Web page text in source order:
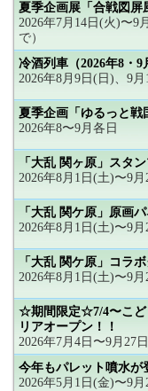
夏季企画展「合戦図
2026年7月14日(火)〜9
で）
冷酒列車（2026年8・9
2026年8月9日(日)、9
夏季企画「ゆるっと戦
2026年8〜9月各日
「大乱 関ヶ原」スタ
2026年8月1日(土)〜9
「大乱 関ケ原」原画
2026年8月1日(土)〜9
「大乱 関ケ原」コラ
2026年8月1日(土)〜9
☆期間限定☆7/4〜こど
リアオープン！！
2026年7月4日〜9月
今年もパレット噴水が
2026年5月1日(金)〜9